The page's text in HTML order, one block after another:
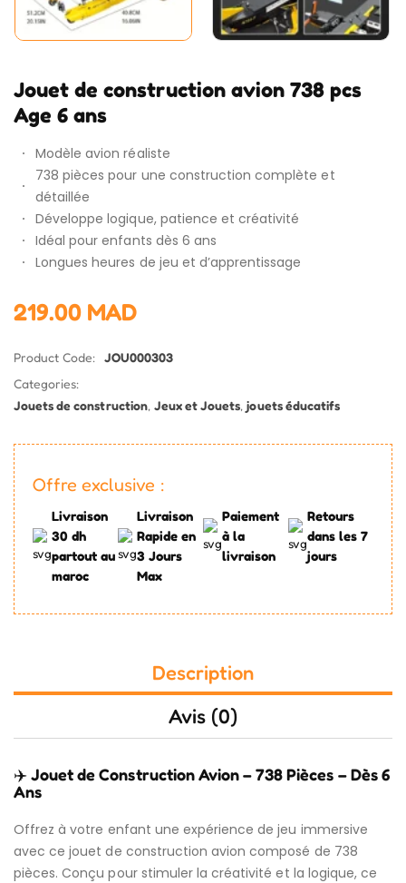
Jouet de construction avion 738 pcs
Age 6 ans
Modèle avion réaliste
738 pièces pour une construction complète et
détaillée
Développe logique, patience et créativité
Idéal pour enfants dès 6 ans
Longues heures de jeu et d’apprentissage
219.00 MAD
Product Code: JOU000303
Categories:
Jouets de construction, Jeux et Jouets,jouets éducatifs
Offre exclusive :
Livraison
30 dh
partout au
maroc
Livraison
Rapide en
3 Jours
Max
Paiement
à la
livraison
Retours
dans les 7
jours
Description
Avis (0)
✈️Jouet de Construction Avion – 738 Pièces – Dès 6
Ans
Offrez à votre enfant une expérience de jeu immersive
avec ce jouet de construction avion composé de 738
pièces. Conçu pour stimuler la créativité et la logique, ce